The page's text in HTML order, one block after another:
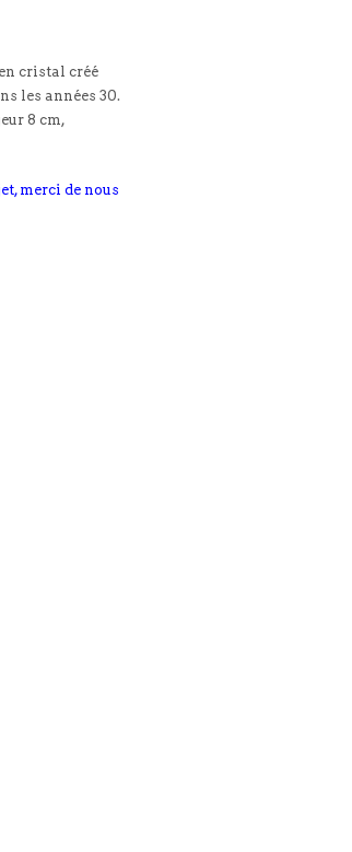
cristal créé
les années 30.
8 cm,
merci de nous